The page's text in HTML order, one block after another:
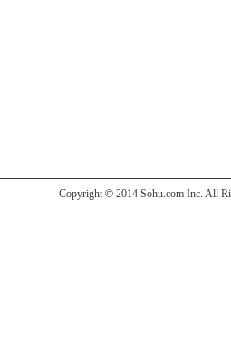
Copyright © 2014 Sohu.com Inc. All